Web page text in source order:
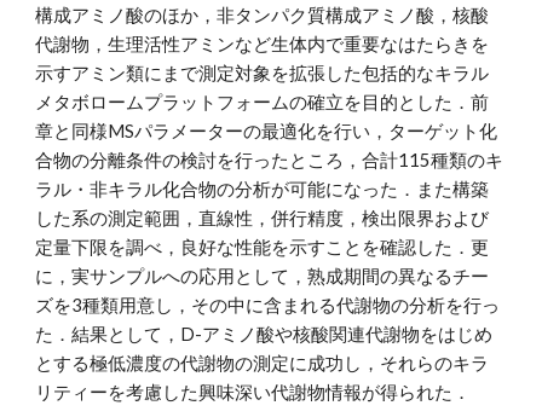
構成アミノ酸のほか，非タンパク質構成アミノ酸，核酸
代謝物，生理活性アミンなど生体内で重要なはたらきを
示すアミン類にまで測定対象を拡張した包括的なキラル
メタボロームプラットフォームの確立を目的とした．前
章と同様MSパラメーターの最適化を行い，ターゲット化
合物の分離条件の検討を行ったところ，合計115種類のキ
ラル・非キラル化合物の分析が可能になった．また構築
した系の測定範囲，直線性，併行精度，検出限界および
定量下限を調べ，良好な性能を示すことを確認した．更
に，実サンプルへの応用として，熟成期間の異なるチー
ズを3種類用意し，その中に含まれる代謝物の分析を行っ
た．結果として，D-アミノ酸や核酸関連代謝物をはじめ
とする極低濃度の代謝物の測定に成功し，それらのキラ
リティーを考慮した興味深い代謝物情報が得られた．